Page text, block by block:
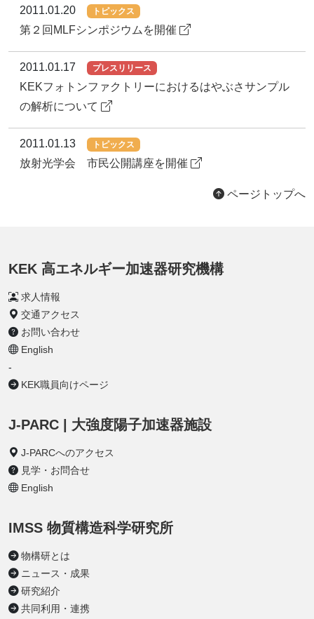
2011.01.20 トピックス
第２回MLFシンポジウムを開催
2011.01.17 プレスリリース
KEKフォトンファクトリーにおけるはやぶさサンプル
の解析について
2011.01.13 トピックス
放射光学会 市民公開講座を開催
ページトップへ
KEK 高エネルギー加速器研究機構
求人情報
交通アクセス
お問い合わせ
English
-
KEK職員向けページ
J-PARC | 大強度陽子加速器施設
J-PARCへのアクセス
見学・お問合せ
English
IMSS 物質構造科学研究所
物構研とは
ニュース・成果
研究紹介
共同利用・連携